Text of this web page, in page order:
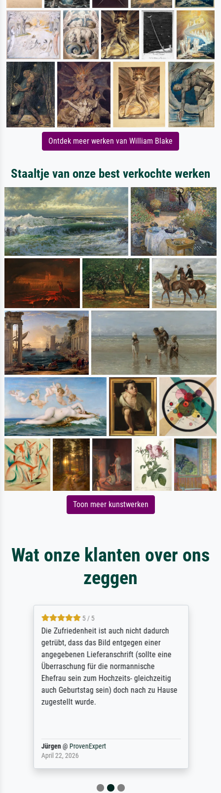
Ontdek meer werken van William Blake
Staaltje van onze best verkochte werken
Toon meer kunstwerken
Wat onze klanten over ons
zeggen
5 / 5
Die Zufriedenheit ist auch nicht dadurch
getrübt, dass das Bild entgegen einer
angegebenen Lieferanschrift (sollte eine
Überraschung für die normannische
Ehefrau sein zum Hochzeits- gleichzeitig
auch Geburtstag sein) doch nach zu Hause
zugestellt wurde.
Jürgen@ ProvenExpert
April 22, 2026